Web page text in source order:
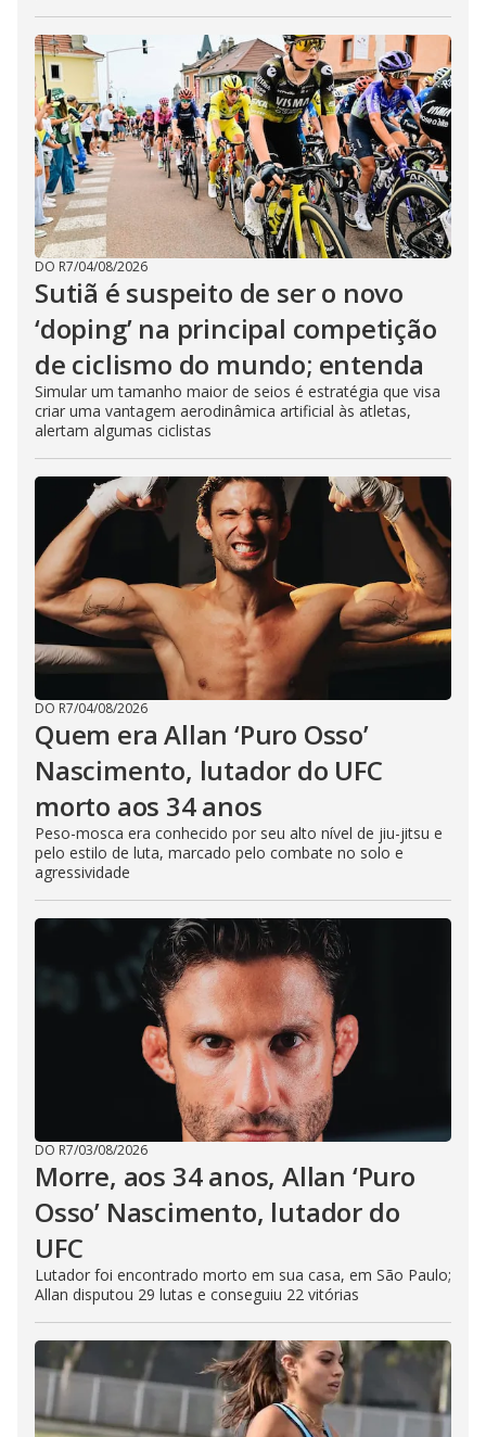
DO R7/04/08/2026
Sutiã é suspeito de ser o novo
‘doping’ na principal competição
de ciclismo do mundo; entenda
Simular um tamanho maior de seios é estratégia que visa
criar uma vantagem aerodinâmica artificial às atletas,
alertam algumas ciclistas
DO R7/04/08/2026
Quem era Allan ‘Puro Osso’
Nascimento, lutador do UFC
morto aos 34 anos
Peso-mosca era conhecido por seu alto nível de jiu-jitsu e
pelo estilo de luta, marcado pelo combate no solo e
agressividade
DO R7/03/08/2026
Morre, aos 34 anos, Allan ‘Puro
Osso’ Nascimento, lutador do
UFC
Lutador foi encontrado morto em sua casa, em São Paulo;
Allan disputou 29 lutas e conseguiu 22 vitórias